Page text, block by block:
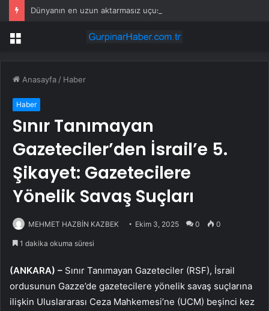
Menü
Anasayfa / Haber
Haber
Sınır Tanımayan
Gazeteciler’den İsrail’e 5.
Şikayet: Gazetecilere
Yönelik Savaş Suçları
MEHMET HAZBİN KAZBEK Ekim 3, 2025 0 0
1 dakika okuma süresi
(ANKARA) – Sınır Tanımayan Gazeteciler (RSF), İsrail
ordusunun Gazze’de gazetecilere yönelik savaş suçlarına
ilişkin Uluslararası Ceza Mahkemesi’ne (UCM) beşinci kez